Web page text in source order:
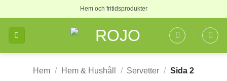
to
content
Hem och fritidsprodukter
Hem / Hem & Hushåll / Servetter / Sida 2